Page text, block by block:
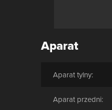
Aparat
Aparat tylny:
Aparat przedni: